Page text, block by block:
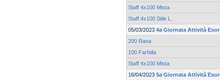
Staff 4x100 Mista
Staff 4x100 Stile L.
05/03/2023 4a Giornata Attività
200 Rana
100 Farfalla
Staff 4x100 Mista
16/04/2023 5a Giornata Attività